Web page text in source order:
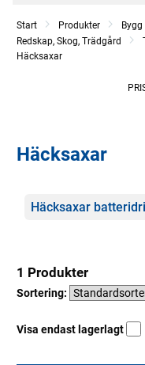
Start Produkter
Redskap, Skog, Trädgård
Häcksaxar
Häcksaxar
Kategorier
Häcksaxar
1 Produkter
Sortering:
Visa endast lagerlagt